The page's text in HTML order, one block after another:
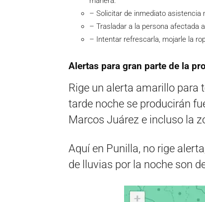
– Solicitar de inmediato asistencia
– Trasladar a la persona afectada
– Intentar refrescarla, mojarle la
Alertas para gran parte de la
Rige un alerta amarillo para
tarde noche se producirán
Marcos Juárez e incluso la
Aquí en Punilla, no rige
de lluvias por la noche son